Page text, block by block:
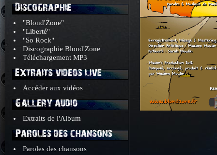
Discographie
"Blond'Zone"
"Liberté"
"So Rock"
Discographie Blond'Zone
Téléchargement MP3
Extraits videos live
Accéder aux vidéos
Gallery audio
Extraits de l'Album
Paroles des chansons
Paroles des chansons